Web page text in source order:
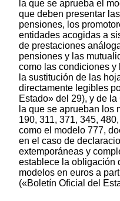
la que se aprueba el
que deben presentar
pensiones, los
entidades acogidas a
de prestaciones
pensiones y las
como las condiciones y
la sustitución de las
directamente legibles
Estado» del 29), y de
la que se aprueban los
190, 311, 371, 345,
como el modelo 777,
en el caso de
extemporáneas y
establece la obligación
modelos en euros a
(«Boletín Oficial del